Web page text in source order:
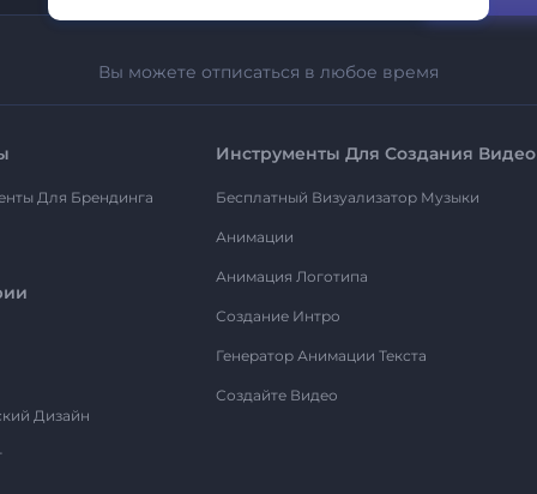
Вы можете отписаться в любое время
Для Брендинга
Дизайн
Инструменты Для Создания Видео
Бесплатный Визуализатор Музыки
Анимации
Анимация Логотипа
Создание Интро
Генератор Анимации Текста
Создайте Видео